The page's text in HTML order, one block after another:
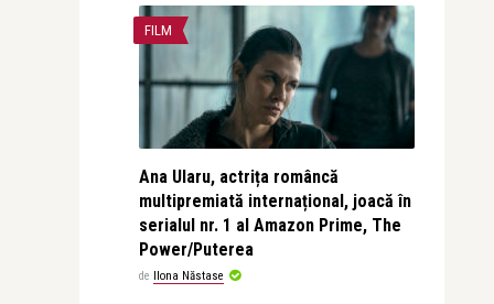
FILM
Ana Ularu, actrița româncă
multipremiată internațional, joacă în
serialul nr. 1 al Amazon Prime, The
Power/Puterea
de Ilona Năstase